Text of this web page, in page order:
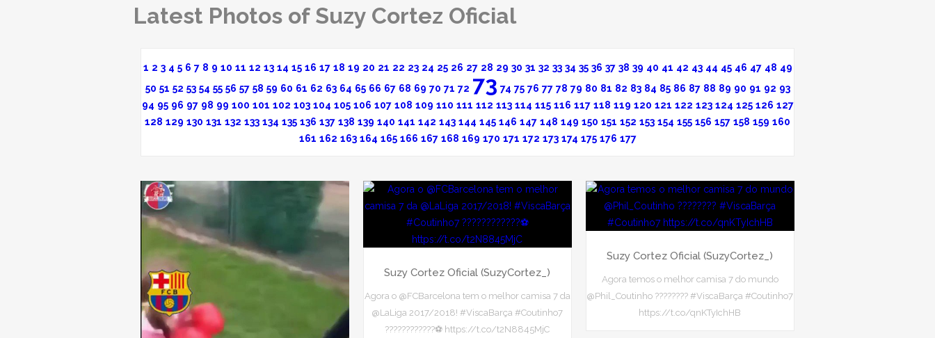
Latest Photos of Suzy Cortez Oficial
1 2 3 4 5 6 7 8 9 10 11 12 13 14 15 16 17 18 19 20 21 22 23 24 25 26 27 28 29 30 31 32 33 34 35 36 37 38 39 40 41 42 43 44 45 46 47 48 49
50 51 52 53 54 55 56 57 58 59 60 61 62 63 64 65 66 67 68 69 70 71 72 73 74 75 76 77 78 79 80 81 82 83 84 85 86 87 88 89 90 91 92 93
94 95 96 97 98 99 100 101 102 103 104 105 106 107 108 109 110 111 112 113 114 115 116 117 118 119 120 121 122 123 124 125 126 127
128 129 130 131 132 133 134 135 136 137 138 139 140 141 142 143 144 145 146 147 148 149 150 151 152 153 154 155 156 157 158 159 160
161 162 163 164 165 166 167 168 169 170 171 172 173 174 175 176 177
Suzy Cortez Oficial (SuzyCortez_)
Agora o @FCBarcelona tem o melhor camisa 7 da
@LaLiga 2017/2018! #ViscaBarça #Coutinho7
????????????⚽ https://t.co/t2N8845MjC
Suzy Cortez Oficial (SuzyCortez_)
Agora temos o melhor camisa 7 do mundo
@Phil_Coutinho ???????? #ViscaBarça #Coutinho7
https://t.co/qnKTyIchHB